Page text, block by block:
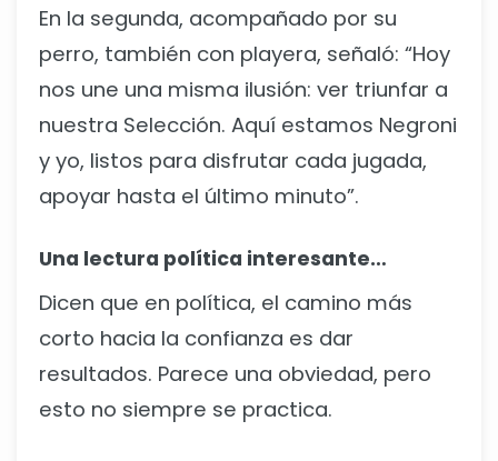
En la segunda, acompañado por su
perro, también con playera, señaló: “Hoy
nos une una misma ilusión: ver triunfar a
nuestra Selección. Aquí estamos Negroni
y yo, listos para disfrutar cada jugada,
apoyar hasta el último minuto”.
Una lectura política interesante…
Dicen que en política, el camino más
corto hacia la confianza es dar
resultados. Parece una obviedad, pero
esto no siempre se practica.